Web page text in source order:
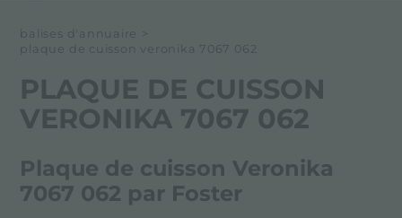
balises d'annuaire
>
plaque de cuisson veronika 7067 062
PLAQUE DE CUISSON
VERONIKA 7067 062
Plaque de cuisson Veronika
7067 062 par Foster